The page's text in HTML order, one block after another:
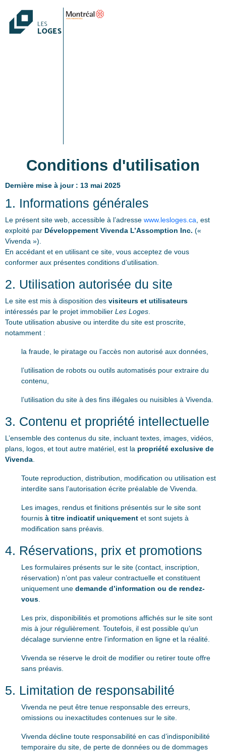
Conditions d'utilisation
Dernière mise à jour : 13 mai 2025
1. Informations générales
Le présent site web, accessible à l’adresse www.lesloges.ca , est
exploité par Développement Vivenda L’Assomption Inc. («
Vivenda »).
En accédant et en utilisant ce site, vous acceptez de vous
conformer aux présentes conditions d’utilisation.
2. Utilisation autorisée du site
Le site est mis à disposition des visiteurs et utilisateurs
intéressés par le projet immobilier Les Loges
Toute utilisation abusive ou interdite du site est proscrite,
notamment :
la fraude, le piratage ou l’accès non autorisé aux données,
l’utilisation de robots ou outils automatisés pour extraire du
contenu,
l’utilisation du site à des fins illégales ou nuisibles à Vivenda.
3. Contenu et propriété intellectuelle
L’ensemble des contenus du site, incluant textes, images, vidéos,
plans, logos, et tout autre matériel, est la propriété exclusive de
Vivenda
Toute reproduction, distribution, modification ou utilisation est
interdite sans l’autorisation écrite préalable de Vivenda.
Les images, rendus et finitions présentés sur le site sont
fournis à titre indicatif uniquement et sont sujets à
modification sans préavis.
4. Réservations, prix et promotions
Les formulaires présents sur le site (contact, inscription,
réservation) n’ont pas valeur contractuelle et constituent
uniquement une demande d’information ou de rendez-
vous
Les prix, disponibilités et promotions affichés sur le site sont
mis à jour régulièrement. Toutefois, il est possible qu’un
décalage survienne entre l’information en ligne et la réalité.
Vivenda se réserve le droit de modifier ou retirer toute offre
sans préavis.
5. Limitation de responsabilité
Vivenda ne peut être tenue responsable des erreurs,
omissions ou inexactitudes contenues sur le site.
Vivenda décline toute responsabilité en cas d’indisponibilité
temporaire du site, de perte de données ou de dommages